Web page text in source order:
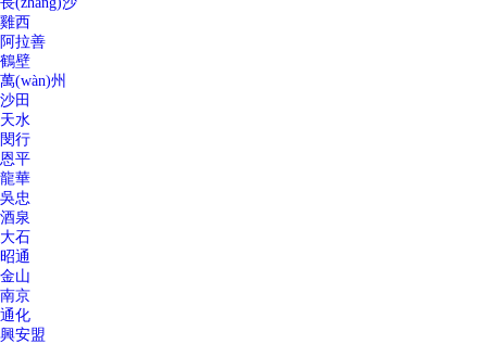
雞西
阿拉善
鶴壁
萬(wàn)州
沙田
天水
閔行
恩平
龍華
吳忠
酒泉
大石
昭通
金山
南京
通化
興安盟